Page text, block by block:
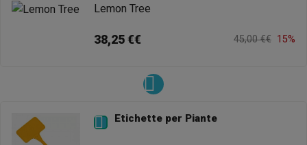
Lemon Tree
38,25 €€ 45,00 €€ 15%
 Etichette per Piante